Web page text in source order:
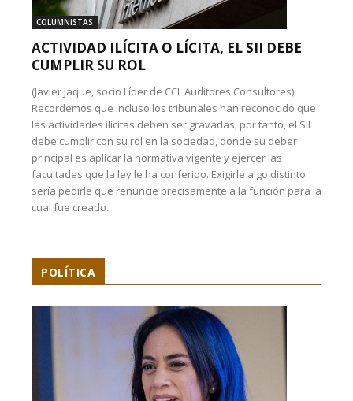
COLUMNISTAS
ACTIVIDAD ILÍCITA O LÍCITA, EL SII DEBE
CUMPLIR SU ROL
(Javier Jaque, socio Líder de CCL Auditores Consultores):
Recordemos que incluso los tribunales han reconocido que
las actividades ilícitas deben ser gravadas, por tanto, el SII
debe cumplir con su rol en la sociedad, donde su deber
principal es aplicar la normativa vigente y ejercer las
facultades que la ley le ha conferido. Exigirle algo distinto
sería pedirle que renuncie precisamente a la función para la
cual fue creado.
POLÍTICA